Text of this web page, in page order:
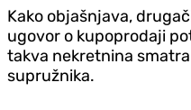
Kako objašnjava,
ugovor o kupoprodaji
takva nekretnina
supružnika.